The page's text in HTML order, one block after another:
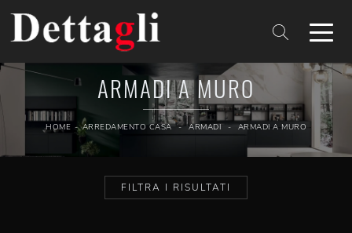
ARMADI A MURO
HOME - ARREDAMENTO CASA - ARMADI - ARMADI A MURO
FILTRA I RISULTATI